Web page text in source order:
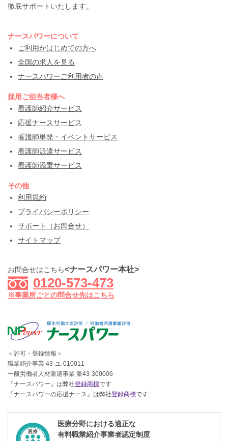
徹底サポートいたします。
ナースパワーについて
ご利用がはじめての方へ
全国の求人を見る
ナースパワーご利用者の声
採用ご担当者様へ
看護師紹介サービス
応援ナースサービス
看護師単発・イベントサービス
看護師派遣サービス
看護師添乗サービス
その他
利用規約
プライバシーポリシー
サポート（お問合せ）
サイトマップ
お問合せはこちら<ナースパワー本社>
0120-573-473
※事業所ごとの問合せ先はこちら
＜許可・登録情報＞
職業紹介事業 43-ユ-010011
一般労働者人材派遣事業 派43-300006
『ナースパワー』は弊社登録商標です
『ナースパワーの応援ナース』は弊社登録商標です
医療分野における適正な
有料職業紹介事業者認定制度